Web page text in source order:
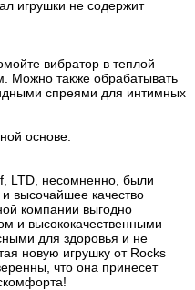
игрушки не содержит
вибратор в теплой
Можно также обрабатывать
спреями для интимных
основе.
LTD, несомненно, были
высочайшее качество
компании выгодно
и высококачественными
для здоровья и не
новую игрушку от Rocks
что она принесет